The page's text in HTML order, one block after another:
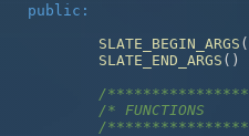
public :
SLATE_BEGIN_ARGS (
SLATE_END_ARGS ( )
/
/*
/